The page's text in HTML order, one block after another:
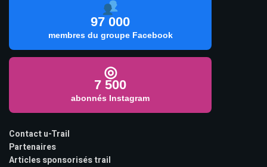
97 000
membres du groupe Facebook
◎
7 500
abonnés Instagram
Contact u-Trail
Partenaires
Articles sponsorisés trail